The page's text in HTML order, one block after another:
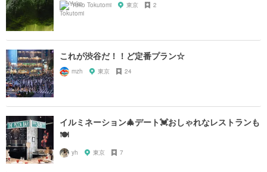
Yuko Tokutomi 東京 2
これが渋谷だ！！ど定番プラン☆
mzh 東京 24
イルミネーション🎄デート💓おしゃれなレストランも
🍽
yh 東京 7